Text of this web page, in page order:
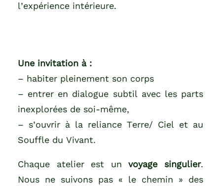
l’expérience intérieure.
Une invitation à :
– habiter pleinement son corps
– entrer en dialogue subtil avec les parts
inexplorées de soi-même,
– s’ouvrir à la reliance Terre/ Ciel et au
Souffle du Vivant.
Chaque atelier est unvoyage singulier.
Nous ne suivons pas « le chemin » des